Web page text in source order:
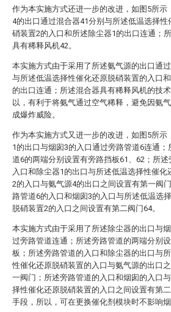
作为本实施方式还进一步的改进，如图5所示
4的出口通过混合器41分别与所述低温选择性
硝装置2的入口和所述除尘器1的出口连通；
具有稀释风机42。
本实施方式由于采用了所述氨气源的出口通
与所述低温选择性催化还原脱硝装置的入口
的出口连通；所述混合器具有稀释风机的技
以，有利于将氨气通过空气稀释，避免因氨
成爆炸威险。
作为本实施方式又进一步的改进，如图5所示
1的出口与烟囱3的入口通过旁路管道6连通；
道6的两端分别设置有旁路挡板61、62；所述
入口和除尘器1的出口与所述低温选择性催化
2的入口与氨气源4的出口之间设置有第一阀
路管道6的入口和烟囱3的入口与所述低温选
脱硝装置2的入口之间设置有第二阀门64。
本实施方式由于采用了所述除尘器的出口与
过旁路管道连通；所述旁路管道的两端分别
板；所述旁路管道的入口和除尘器的出口与
性催化还原脱硝装置的入口与氨气源的出口
一阀门；所述旁路管道的入口和烟囱的入口
择性催化还原脱硝装置的入口之间设置有第
手段，所以，可在更换催化剂模块时不影响烟